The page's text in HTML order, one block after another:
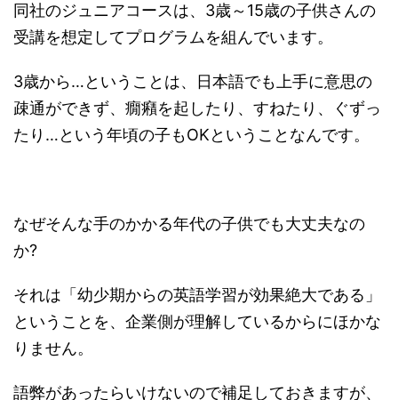
同社のジュニアコースは、3歳～15歳の子供さんの
受講を想定してプログラムを組んでいます。
3歳から…ということは、日本語でも上手に意思の
疎通ができず、癇癪を起したり、すねたり、ぐずっ
たり…という年頃の子もOKということなんです。
なぜそんな手のかかる年代の子供でも大丈夫なの
か?
それは「幼少期からの英語学習が効果絶大である」
ということを、企業側が理解しているからにほかな
りません。
語弊があったらいけないので補足しておきますが、